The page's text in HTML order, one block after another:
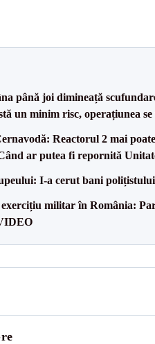
până joi dimineață
un minim risc, operațiunea se
Reactorul 2 mai
ar putea fi repornită
I-a cerut bani
militar în România: